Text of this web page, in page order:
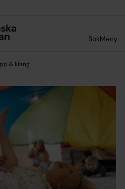
SökMeny
& klang